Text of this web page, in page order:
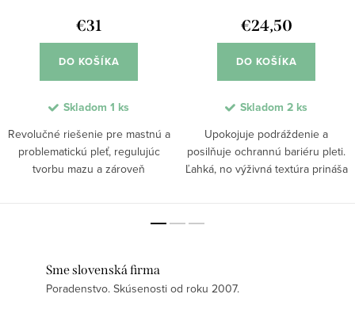
€31
DO KOŠÍKA
Skladom 1 ks
Revolučné riešenie pre mastnú a
problematickú pleť, regulujúc
tvorbu mazu a zároveň
Obsah fermentov a spiruliny
€24,50
DO KOŠÍKA
Skladom 2 ks
Upokojuje podráždenie a
posilňuje ochrannú bariéru pleti.
Ľahká, no výživná textúra prináša
látky podporujú regeneráciu,
Sme slovenská firma
Poradenstvo. Skúsenosti od roku 2007.